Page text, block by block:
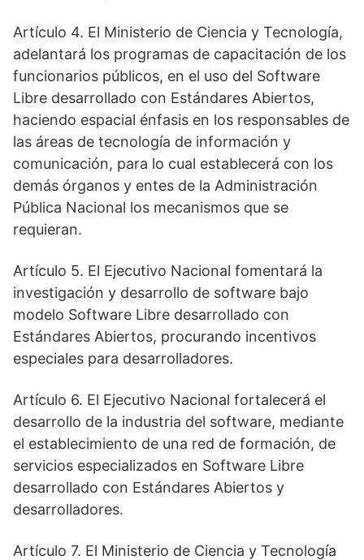
Artículo 4. El Ministerio de Ciencia y Tecnología,
adelantará los programas de capacitación de los
funcionarios públicos, en el uso del Software
Libre desarrollado con Estándares Abiertos,
haciendo espacial énfasis en los responsables de
las áreas de tecnología de información y
comunicación, para lo cual establecerá con los
demás órganos y entes de la Administración
Pública Nacional los mecanismos que se
requieran.
Artículo 5. El Ejecutivo Nacional fomentará la
investigación y desarrollo de software bajo
modelo Software Libre desarrollado con
Estándares Abiertos, procurando incentivos
especiales para desarrolladores.
Artículo 6. El Ejecutivo Nacional fortalecerá el
desarrollo de la industria del software, mediante
el establecimiento de una red de formación, de
servicios especializados en Software Libre
desarrollado con Estándares Abiertos y
desarrolladores.
Artículo 7. El Ministerio de Ciencia y Tecnología